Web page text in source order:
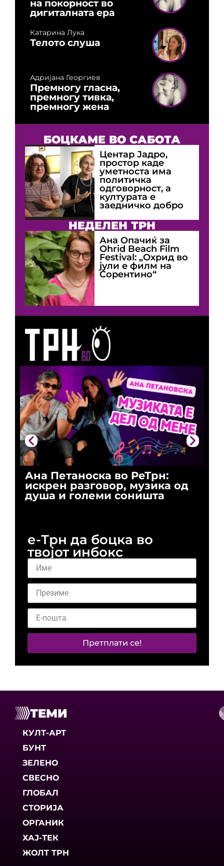
Ана Петаноска во РеТрн:
искрен разговор, музика од
душа и големи соништа
на покорност во
дигиталната ера
Катарина Лука
Телото слуша
Адријана Георгиев
Премногу гласна,
премногу тивка,
премногу жена
БОЦКАМЕ ВО САБОТА
Центар Јадро,
простор каде
уметноста има
политичка
одговорност, а
културата е
заедничко добро
НЕДЕЛЕН ТРН
Ана Опачиќ за
Оhrid Beach Film
Festival: „Охрид во
јули е филм на
Сорентино“
е-Трн да боцка во
твојот инбокс
Претплати се!
ТЕМИ
КУЛТ-АРТ
БУНТ
ЗЕЛЕНО
СВЕСНО
ГЛОБАЛ
СТОРИЈА
ОРГАНИК
ХАЈ-ТЕК
ЖОЛТ ТРН